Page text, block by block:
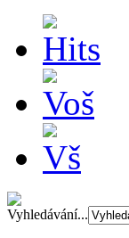
Vyhledávání...